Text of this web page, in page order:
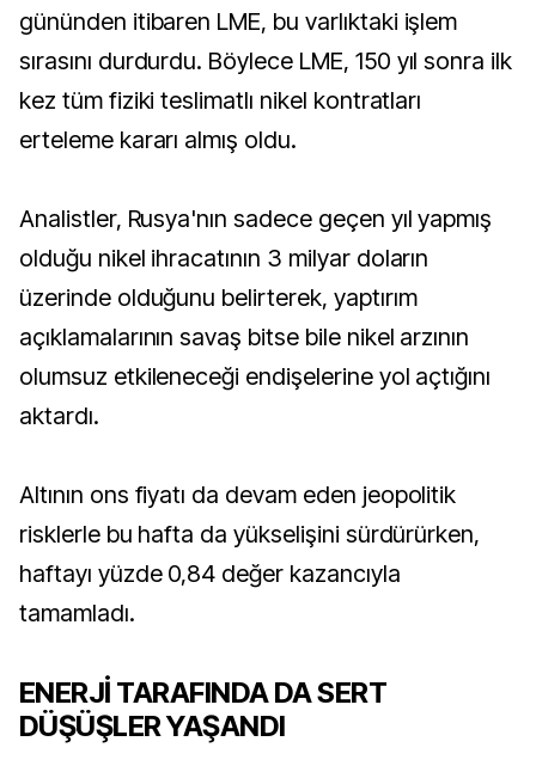
gününden itibaren LME, bu varlıktaki işlem
sırasını durdurdu. Böylece LME, 150 yıl sonra ilk
kez tüm fiziki teslimatlı nikel kontratları
erteleme kararı almış oldu.
Analistler, Rusya'nın sadece geçen yıl yapmış
olduğu nikel ihracatının 3 milyar doların
üzerinde olduğunu belirterek, yaptırım
açıklamalarının savaş bitse bile nikel arzının
olumsuz etkileneceği endişelerine yol açtığını
aktardı.
Altının ons fiyatı da devam eden jeopolitik
risklerle bu hafta da yükselişini sürdürürken,
haftayı yüzde 0,84 değer kazancıyla
tamamladı.
ENERJİ TARAFINDA DA SERT
DÜŞÜŞLER YAŞANDI